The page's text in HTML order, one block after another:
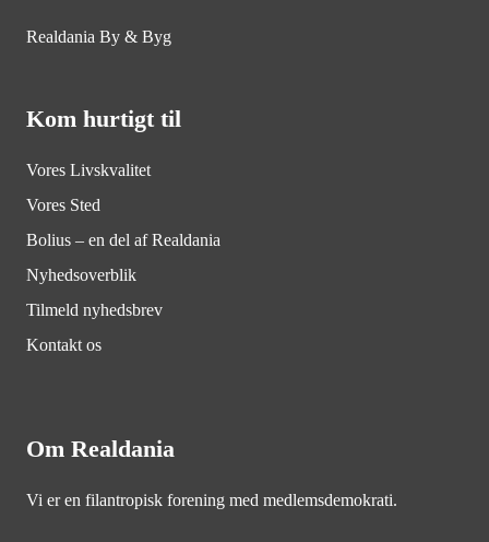
Realdania By & Byg
Kom hurtigt til
Vores Livskvalitet
Vores Sted
Bolius – en del af Realdania
Nyhedsoverblik
Tilmeld nyhedsbrev
Kontakt os
Om Realdania
Vi er en filantropisk forening med medlemsdemokrati.